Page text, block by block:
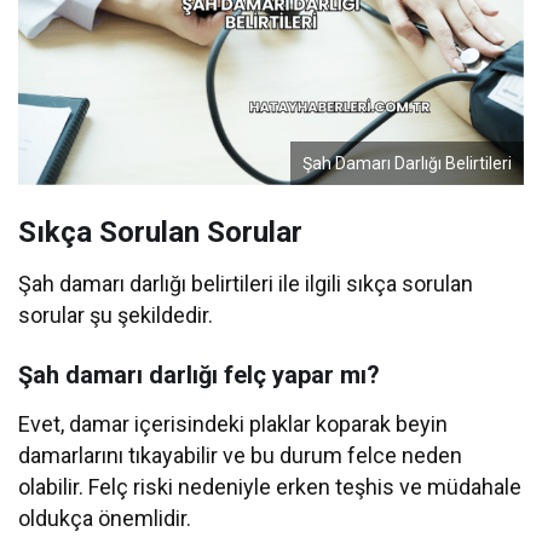
Şah Damarı Darlığı Belirtileri
Sıkça Sorulan Sorular
Şah damarı darlığı belirtileri ile ilgili sıkça sorulan
sorular şu şekildedir.
Şah damarı darlığı felç yapar mı?
Evet, damar içerisindeki plaklar koparak beyin
damarlarını tıkayabilir ve bu durum felce neden
olabilir. Felç riski nedeniyle erken teşhis ve müdahale
oldukça önemlidir.